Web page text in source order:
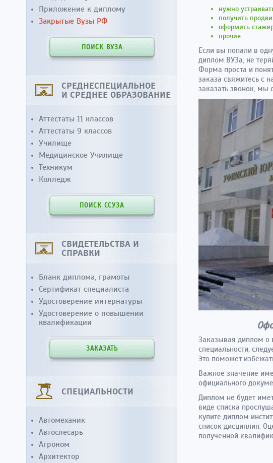
нужно
получить
оформить
прочие.
Если вы попали в
диплом ВУЗа, не
Форма проста и
заказа свяжитесь с
заказать звонок, мы
Заказывая диплом о
специальности,
Это поможет
Важное значение
официального
Диплом не будет
виде списка
купите диплом
список дисциплин.
полученной
Приложение к диплому
Закрытые Вузы РФ
ПОИСК ВУЗА
СРЕДНЕСПЕЦИАЛЬНОЕ
И СРЕДНЕЕ ОБРАЗОВАНИЕ
Аттестаты 11 классов
Аттестаты 9 классов
Училище
Медицинское Училище
Техникум
Колледж
ПОИСК ССУЗА
СВИДЕТЕЛЬСТВА И
СПРАВКИ
Бланк диплома, грамоты
Сертификат специалиста
Удостоверение интернатуры
Удостоверение о повышении
квалификации
ЗАКАЗАТЬ
СПЕЦИАЛЬНОСТИ
Автомеханик
Автослесарь
Агроном
Архитектор